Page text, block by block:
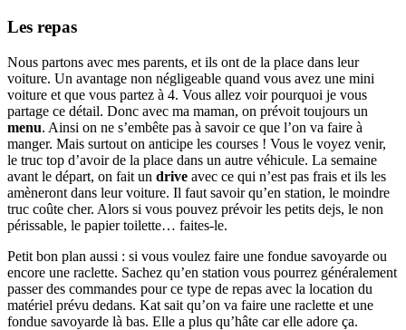
Les repas
Nous partons avec mes parents, et ils ont de la place dans leur
voiture. Un avantage non négligeable quand vous avez une mini
voiture et que vous partez à 4. Vous allez voir pourquoi je vous
partage ce détail. Donc avec ma maman, on prévoit toujours un
menu. Ainsi on ne s’embête pas à savoir ce que l’on va faire à
manger. Mais surtout on anticipe les courses ! Vous le voyez venir,
le truc top d’avoir de la place dans un autre véhicule. La semaine
avant le départ, on fait un drive avec ce qui n’est pas frais et ils les
amèneront dans leur voiture. Il faut savoir qu’en station, le moindre
truc coûte cher. Alors si vous pouvez prévoir les petits dejs, le non
périssable, le papier toilette… faites-le.
Petit bon plan aussi : si vous voulez faire une fondue savoyarde ou
encore une raclette. Sachez qu’en station vous pourrez généralement
passer des commandes pour ce type de repas avec la location du
matériel prévu dedans. Kat sait qu’on va faire une raclette et une
fondue savoyarde là bas. Elle a plus qu’hâte car elle adore ça.